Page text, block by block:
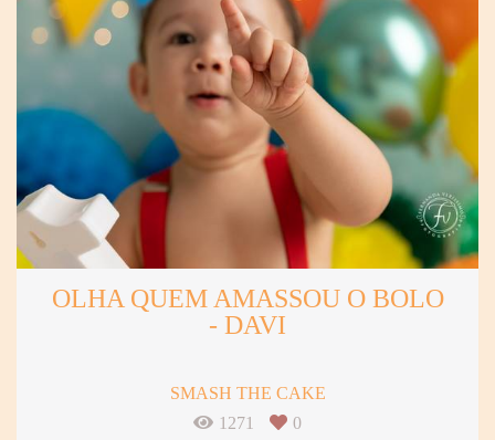
OLHA QUEM AMASSOU O BOLO
- DAVI
SMASH THE CAKE
1271
0